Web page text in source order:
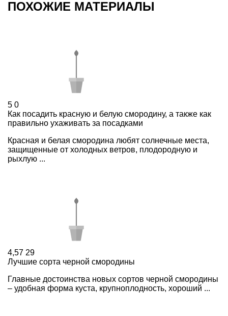
ПОХОЖИЕ МАТЕРИАЛЫ
5 0
Как посадить красную и белую смородину, а также как
правильно ухаживать за посадками
Красная и белая смородина любят солнечные места,
защищенные от холодных ветров, плодородную и
рыхлую ...
4,57 29
Лучшие сорта черной смородины
Главные достоинства новых сортов черной смородины
– удобная форма куста, крупноплодность, хороший ...